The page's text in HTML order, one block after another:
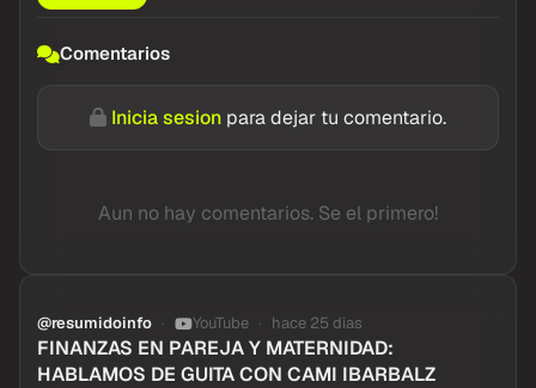
Comentarios
Inicia sesion para dejar tu comentario.
Aun no hay comentarios. Se el primero!
@resumidoinfo YouTube hace 25 dias
FINANZAS EN PAREJA Y MATERNIDAD:
HABLAMOS DE GUITA CON CAMI IBARBALZ